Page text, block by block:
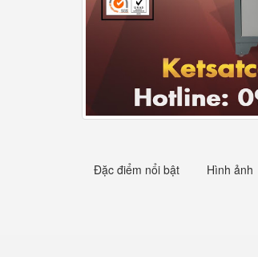
Đặc điểm nổi bật Hình ảnh